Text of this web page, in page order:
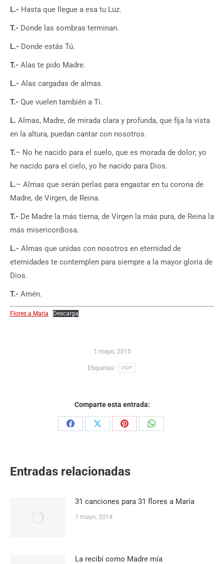
L.- Hasta que llegue a esa tu Luz.
T.- Donde las sombras terminan.
L.- Donde estás Tú.
T.- Alas te pido Madre.
L.- Alas cargadas de almas.
T.- Que vuelen también a Ti.
L. Almas, Madre, de mirada clara y profunda, que fija la vista
en la altura, puedan cantar con nosotros.
T.– No he nacido para el suelo, que es morada de dolor; yo
he nacido para el cielo, yo he nacido para Dios.
L.– Almas que serán perlas para engastar en tu corona de
Madre, de Virgen, de Reina.
T.- De Madre la más tierna, de Virgen la más pura, de Reina la
más misericordiosa.
L.- Almas que unidas con nosotros en eternidad de
eternidades te contemplen para siempre a la mayor gloria de
Dios.
T.- Amén.
Flores a María Descarga
1 mayo, 2015
Etiquetas: PDF
Comparte esta entrada:
Share
Share
Share
Share
Entradas relacionadas
31 canciones para 31 flores a María
1 mayo, 2014
La recibí como Madre mía